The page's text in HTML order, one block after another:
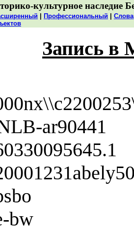
культурное наследие
Профессиональный
Запись в
ar90441
bw